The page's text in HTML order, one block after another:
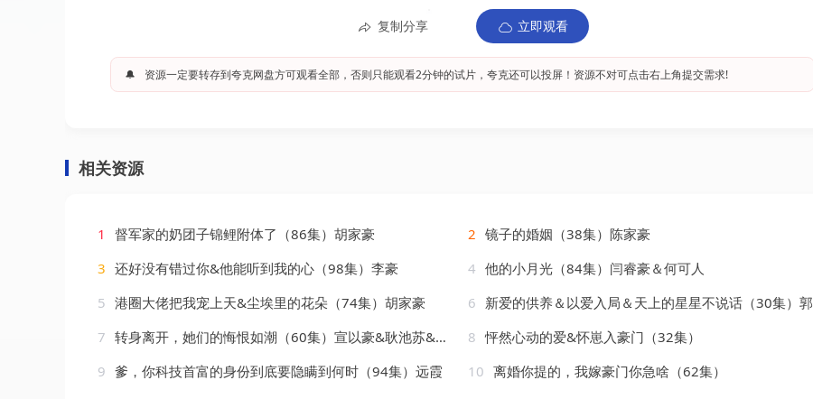
复制分享 立即观看
🔔 资源一定要转存到夸克网盘方可观看全部，否则只能观看2分钟的试片，夸克还可以投屏！资源不对可点击右上角提交需求!
相关资源
1 督军家的奶团子锦鲤附体了（86集）胡家豪 2 镜子的婚姻（38集）陈家豪
3 还好没有错过你&他能听到我的心（98集）李豪 4 他的小月光（84集）闫睿豪＆何可人
5 港圈大佬把我宠上天&尘埃里的花朵（74集）胡家豪 6 新爱的供养＆以爱入局＆天上的星星不说话（30集）郭怡凡
7 转身离开，她们的悔恨如潮（60集）宣以豪&耿池苏&王妍 8 怦然心动的爱&怀崽入豪门（32集）
9 爹，你科技首富的身份到底要隐瞒到何时（94集）远霞 10 离婚你提的，我嫁豪门你急啥（62集）